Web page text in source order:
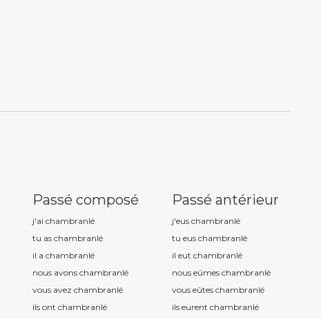
Passé composé
j'ai chambranlé
tu as chambranlé
il a chambranlé
nous avons chambranlé
vous avez chambranlé
ils ont chambranlé
Passé antérieur
j'eus chambranlé
tu eus chambranlé
il eut chambranlé
nous eûmes chambranlé
vous eûtes chambranlé
ils eurent chambranlé